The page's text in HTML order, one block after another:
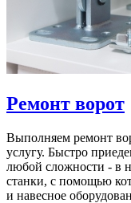
Ремонт ворот
Выполняем ремонт
услугу. Быстро
любой сложности - в
станки, с помощью
и навесное